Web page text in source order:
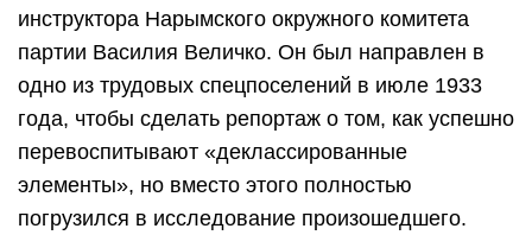
инструктора Нарымского окружного комитета
партии Василия Величко. Он был направлен в
одно из трудовых спецпоселений в июле 1933
года, чтобы сделать репортаж о том, как успешно
перевоспитывают «деклассированные
элементы», но вместо этого полностью
погрузился в исследование произошедшего.